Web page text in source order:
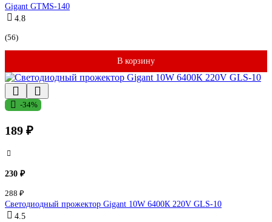
Gigant GTMS-140
4.8
(56)
В корзину
-34%
189 ₽
230 ₽
288 ₽
Светодиодный прожектор Gigant 10W 6400К 220V GLS-10
4.5